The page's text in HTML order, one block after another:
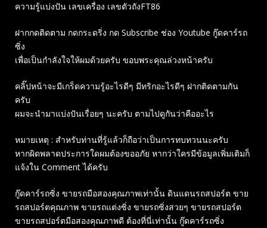
ความรู้แบ่งปัน เลขเครื่อง เลขตัวถังFT86
ฝากกดติดตาม กดกระดริ่ง กด Subscribe ช่อง Youtube กู๊ดคาร์รถ
ซิ่ง
เพื่อเป็นกำลังใจให้ผมด้วยครับ ขอบพระคุณล่วงหน้าครับ
คลิ๊ปหน้าจะมีเกร็ดความรู้อะไรดีๆ มีทริกอะไรดีๆ ฝากติดตามกัน
ครับ
ผมจะนำมาแบ่งปันเรื่อยๆ นะครับ ตามไปดูกันว่าคืออะไร
หมายเหตุ : สำหรับท่านที่รู้แล้วก็ถือว่าเป็นการทบทวนนะครับ
หากผิดพลาดประการใดผมต้องขออภัย หากว่าใครมีข้อมูลเพิ่มเติมก็
แจ้งใน Comment ได้ครับ
กู๊ดคาร์รถซิ่ง ขายรถมือสองคุณภาพเท่านั้น ดินแดนรถสปอร์ต ขาย
รถสปอร์ตคุณภาพ ขายรถแต่งซิ่ง ขายรถซิ่งสวยๆ ขายรถสปอร์ต
ขายรถสปอร์ตมือสองคุณภาพดี ต้องที่นี่เท่านั้น กู๊ดคาร์รถซิ่ง